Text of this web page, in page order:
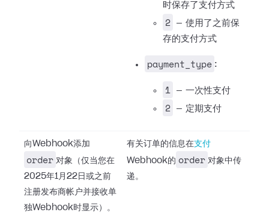
时保存了支付方式
2
— 使用了之前保
存的支付方式
payment_type :
1 — 一次性支付
2 — 定期支付
向Webhook添加
order 对象（仅当您在
2025年1月22日或之前
注册发布商帐户并接收单
独Webhook时显示）。
有关订单的信息在支付
Webhook的 order 对象中传
递。